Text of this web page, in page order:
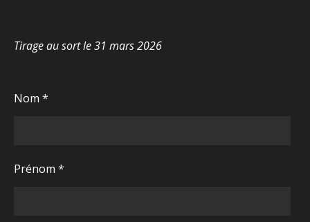
Tirage au sort le 31 mars 2026
Nom *
Prénom *